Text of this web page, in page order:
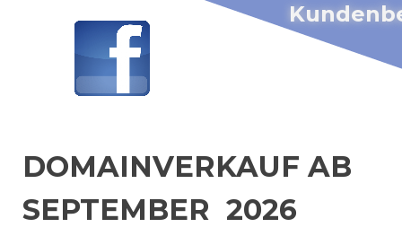
DOMAINVERKAUF AB
SEPTEMBER 2026